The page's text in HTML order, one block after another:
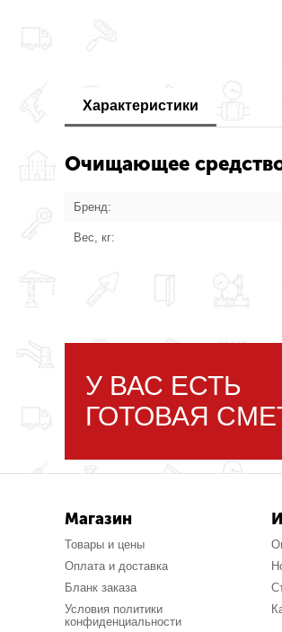
Характеристики
Очищающее
Бренд:
Вес, кг:
У ВАС ЕСТЬ
ГОТОВАЯ
Магазин
Товары и цены
Оплата и доставка
Бланк заказа
Условия политики
конфиденциальности